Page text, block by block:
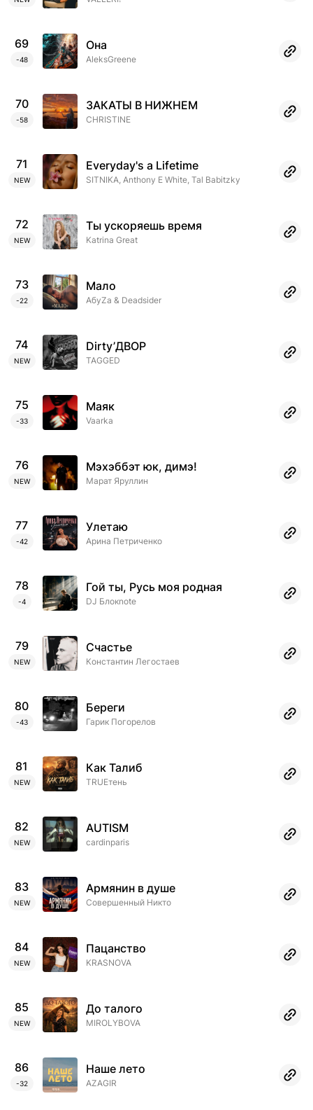
69
-48
Она
AleksGreene
70
-58
ЗАКАТЫ В НИЖНЕМ
CHRISTINE
71
NEW
Everyday's a Lifetime
SITNIKA, Anthony E White, Tal Babitzky
72
NEW
Ты ускоряешь время
Katrina Great
73
-22
Мало
АбуZа & Deadsider
74
NEW
Dirty’ДВОР
TAGGED
75
-33
Маяк
Vaarka
76
NEW
Мэхэббэт юк, димэ!
Марат Яруллин
77
-42
Улетаю
Арина Петриченко
78
-4
Гой ты, Русь моя родная
DJ Блокnote
79
NEW
Счастье
Константин Легостаев
80
-43
Береги
Гарик Погорелов
81
NEW
Как Талиб
TRUEтень
82
NEW
AUTISM
cardinparis
83
NEW
Армянин в душе
Совершенный Никто
84
NEW
Пацанство
KRASNOVA
85
NEW
До талого
MIROLYBOVA
86
-32
Наше лето
AZAGIR